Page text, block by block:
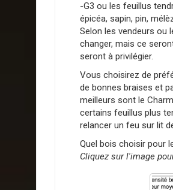
-G3 ou les feuillus
épicéa, sapin, pin,
Selon les vendeurs ou
changer, mais ce
seront à privilégier.
Vous choisirez de
de bonnes braises et
meilleurs sont le
certains feuillus plus
relancer un feu sur lit
Quel bois choisir pour
Cliquez sur l'image